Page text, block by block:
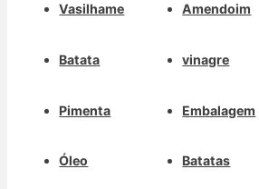
Vasilhame
Batata
Pimenta
Óleo
Amendoim
vinagre
Embalagem
Batatas